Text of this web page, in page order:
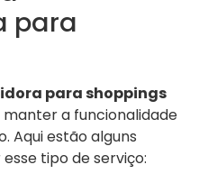
para
para shoppings
a funcionalidade
Aqui estão alguns
tipo de serviço: